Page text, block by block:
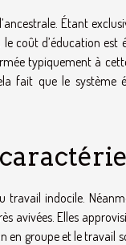
Étant
coût d’éducation est
typiquement à
fait que le système
travail indocile.
avivées. Elles
en groupe et le travail